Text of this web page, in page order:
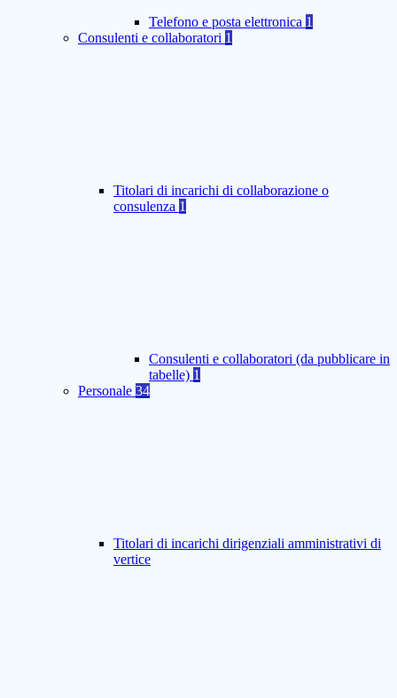
Telefono e posta elettronica 1
Consulenti e collaboratori 1
Titolari di incarichi di collaborazione o
consulenza 1
Consulenti e collaboratori (da pubblicare in
tabelle) 1
Personale 34
Titolari di incarichi dirigenziali amministrativi di
vertice